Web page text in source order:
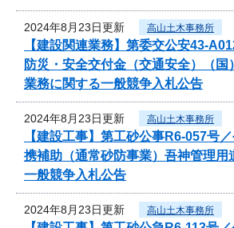
2024年8月23日更新 高山土木事務所
【建設関連業務】第委交公安43-
防災・安全交付金（交通安全）（
業務に関する一般競争入札公告
2024年8月23日更新 高山土木事務所
【建設工事】第工砂公事R6-057号
携補助（通常砂防事業）吾神管理用
一般競争入札公告
2024年8月23日更新 高山土木事務所